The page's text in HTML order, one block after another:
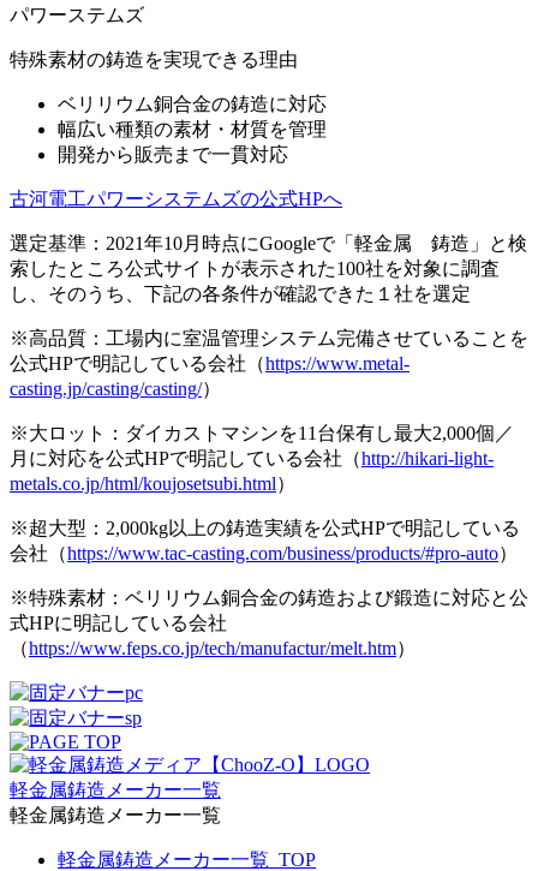
パワーステムズ
特殊素材の鋳造を実現できる理由
ベリリウム銅合金の鋳造に対応
幅広い種類の素材・材質を管理
開発から販売まで一貫対応
古河電工パワーシステムズの公式HPへ
選定基準：2021年10月時点にGoogleで「軽金属 鋳造」と検
索したところ公式サイトが表示された100社を対象に調査
し、そのうち、下記の各条件が確認できた１社を選定
※高品質：工場内に室温管理システム完備させていることを
公式HPで明記している会社（https://www.metal-
casting.jp/casting/casting/）
※大ロット：ダイカストマシンを11台保有し最大2,000個／
月に対応を公式HPで明記している会社（http://hikari-light-
metals.co.jp/html/koujosetsubi.html）
※超大型：2,000kg以上の鋳造実績を公式HPで明記している
会社（https://www.tac-casting.com/business/products/#pro-auto）
※特殊素材：ベリリウム銅合金の鋳造および鍛造に対応と公
式HPに明記している会社
（https://www.feps.co.jp/tech/manufactur/melt.htm）
軽金属鋳造メーカー一覧
軽金属鋳造メーカー一覧
軽金属鋳造メーカー一覧_TOP